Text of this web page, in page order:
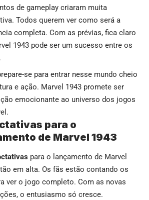
de gameplay criaram muita
Todos querem ver como será a
completa. Com as prévias, fica claro
1943 pode ser um sucesso entre os
se para entrar nesse mundo cheio
e ação. Marvel 1943 promete ser
emocionante ao universo dos jogos
para o
de Marvel 1943
para o lançamento de Marvel
em alta. Os fãs estão contando os
ver o jogo completo. Com as novas
o entusiasmo só cresce.